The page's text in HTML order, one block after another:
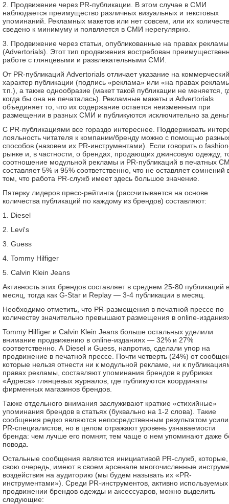
2. Продвижение через PR-публикации. В этом случае в СМИ
наблюдается преимущество различных визуальных и текстовых
упоминаний. Рекламных макетов или нет совсем, или их
сведено к минимуму и появляется в СМИ нерегулярно.
3. Продвижение через статьи, опубликованные на правах рекламы
(Advertorials). Этот тип продвижения востребован
работе с глянцевыми и развлекательными СМИ.
От PR-публикаций Advertorials отличает указание на коммерческий
характер публикации (подпись «реклама» или «на правах
т.п.), а также однообразие (макет такой публикации не меняется,
когда бы она не печаталась). Рекламные макеты и Advertorials
объединяет то, что их содержание остается неизменным при
размещении в разных СМИ и публикуются исключительно за
С PR-публикациями все гораздо интереснее. Поддерживать
лояльность читателя к компании/бренду можно с помощью разных
способов (назовем их PR-инструментами). Если говорить о
рынке и, в частности, о брендах, продающих джинсовую одежду,
соотношение модульной рекламы и PR-публикаций в печатных
составляет 5% и 95% соответственно, что не оставляет сомнений
том, что работа PR-служб имеет здесь большое значение.
Пятерку лидеров пресс-рейтинга (рассчитывается на основе
количества публикаций по каждому из брендов) составляют:
1. Diesel
2. Levi's
3. Guess
4. Tommy Hilfiger
5. Calvin Klein Jeans
Активность этих брендов составляет в среднем 25-80 публикаций в
месяц, тогда как G-Star и Replay — 3-4 публикации в месяц.
Необходимо отметить, что PR-размещения в печатной прессе по
количеству значительно превышают размещения в online-
Tommy Hilfiger и Calvin Klein Jeans больше остальных уделили
внимание продвижению в online-изданиях — 32% и 27%
соответственно. А Diesel и Guess, напротив, сделали упор на
продвижение в печатной прессе. Почти четверть (24%) от
которые нельзя отнести ни к модульной рекламе, ни к
правах рекламы, составляют упоминания брендов в рубриках
«Адреса» глянцевых журналов, где публикуются координаты
фирменных магазинов брендов.
Также отдельного внимания заслуживают краткие «стихийные»
упоминания брендов в статьях (буквально на 1-2 слова). Такие
сообщения редко являются непосредственным результатом
PR-специалистов, но в целом отражают уровень узнаваемости
бренда: чем лучше его помнят, тем чаще о нем упоминают даже
повода.
Остальные сообщения являются инициативой PR-служб, которые,
свою очередь, имеют в своем арсенале многочисленные
воздействия на аудиторию (мы будем называть их «PR-
инструментами»). Среди PR-инструментов, активно
продвижении брендов одежды и аксессуаров, можно выделить
следующие: